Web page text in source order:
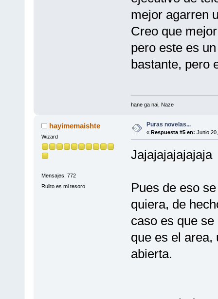
mejor agarren
Creo que
pero este es
bastante, pero
hane ga nai, Naze
hayimemaishte
Wizard
Mensajes: 772
Rulito es mi tesoro
Puras novelas...
« Respuesta #5 en: Junio
Jajajajajajajaja
Pues de eso
quiera, de
caso es que
que es el area,
abierta.